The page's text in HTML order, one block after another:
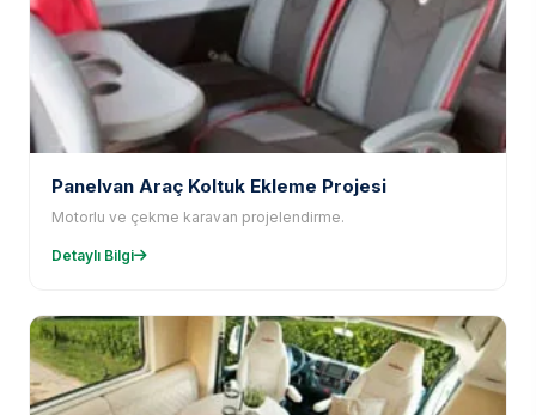
Panelvan Araç Koltuk Ekleme Projesi
Motorlu ve çekme karavan projelendirme.
Detaylı Bilgi